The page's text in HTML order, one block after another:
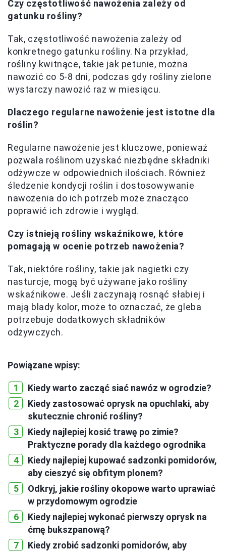
Czy częstotliwość nawożenia zależy od
gatunku rośliny?
Tak, częstotliwość nawożenia zależy od
konkretnego gatunku rośliny. Na przykład,
rośliny kwitnące, takie jak petunie, można
nawozić co 5-8 dni, podczas gdy rośliny zielone
wystarczy nawozić raz w miesiącu.
Dlaczego regularne nawożenie jest istotne dla
roślin?
Regularne nawożenie jest kluczowe, ponieważ
pozwala roślinom uzyskać niezbędne składniki
odżywcze w odpowiednich ilościach. Również
śledzenie kondycji roślin i dostosowywanie
nawożenia do ich potrzeb może znacząco
poprawić ich zdrowie i wygląd.
Czy istnieją rośliny wskaźnikowe, które
pomagają w ocenie potrzeb nawożenia?
Tak, niektóre rośliny, takie jak nagietki czy
nasturcje, mogą być używane jako rośliny
wskaźnikowe. Jeśli zaczynają rosnąć słabiej i
mają blady kolor, może to oznaczać, że gleba
potrzebuje dodatkowych składników
odżywczych.
Powiązane wpisy:
Kiedy warto zacząć siać nawóz w ogrodzie?
Kiedy zastosować oprysk na opuchlaki, aby
skutecznie chronić rośliny?
Kiedy najlepiej kosić trawę po zimie?
Praktyczne porady dla każdego ogrodnika
Kiedy najlepiej kupować sadzonki pomidorów,
aby cieszyć się obfitym plonem?
Odkryj, jakie rośliny okopowe warto uprawiać
w przydomowym ogrodzie
Kiedy najlepiej wykonać pierwszy oprysk na
ćmę bukszpanową?
Kiedy zrobić sadzonki pomidorów, aby